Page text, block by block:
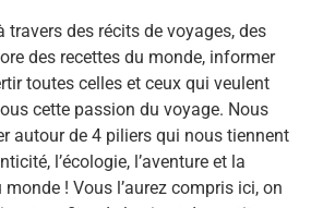
travers des récits de voyages, des
des recettes du monde, informer
toutes celles et ceux qui veulent
cette passion du voyage. Nous
autour de 4 piliers qui nous tiennent
l’écologie, l’aventure et la
! Vous l’aurez compris ici, on